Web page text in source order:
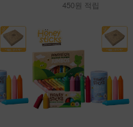
450원 적립